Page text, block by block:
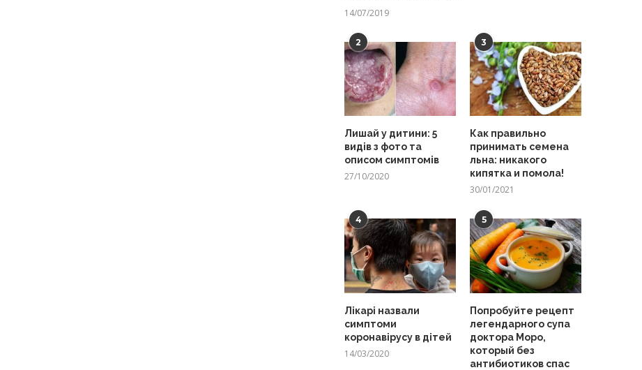
14/07/2019
2
Лишай у дитини: 5
видів з фото та
описом симптомів
27/10/2020
3
Как правильно
принимать семена
льна: никакого
кипятка и помола!
30/01/2021
4
Лікарі назвали
симптоми
коронавірусу в дітей
14/03/2020
5
Попробуйте рецепт
легендарного супа
доктора Моро,
который без
антибиотиков спас